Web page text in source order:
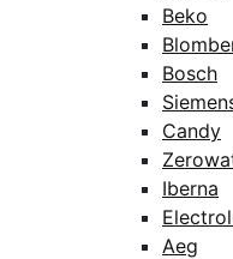
Beko
Bosch
Candy
Iberna
Aeg